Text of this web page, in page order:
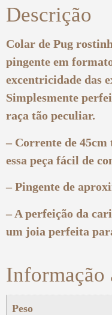
Descrição
Colar de Pug
pingente em
excentricidade das
Simplesmente
raça tão peculiar.
– Corrente de
essa peça fácil de
– Pingente de
– A perfeição da
um joia perfeita
Informação
Peso